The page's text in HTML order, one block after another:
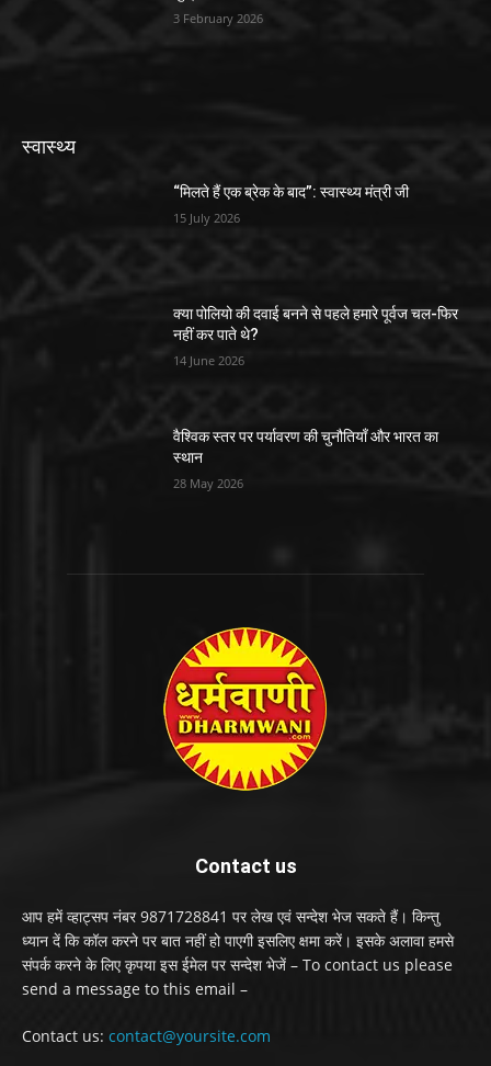
3 February 2026
स्वास्थ्य
“मिलते हैं एक ब्रेक के बाद”: स्वास्थ्य मंत्री जी
15 July 2026
क्या पोलियो की दवाई बनने से पहले हमारे पूर्वज चल-फिर
नहीं कर पाते थे?
14 June 2026
वैश्विक स्तर पर पर्यावरण की चुनौतियाँ और भारत का
स्थान
28 May 2026
Contact us
आप हमें व्हाट्सप नंबर 9871728841 पर लेख एवं सन्देश भेज सकते हैं। किन्तु
ध्यान दें कि कॉल करने पर बात नहीं हो पाएगी इसलिए क्षमा करें। इसके अलावा हमसे
संपर्क करने के लिए कृपया इस ईमेल पर सन्देश भेजें – To contact us please
send a message to this email –
Contact us: contact@yoursite.com